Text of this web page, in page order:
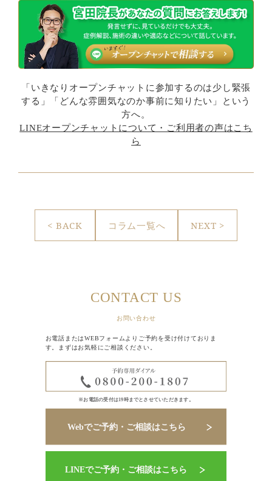
「いきなりオープンチャットに参加するのは少し緊張
する」「どんな雰囲気なのか事前に知りたい」という
方へ。
LINEオープンチャットについて・ご利用者の声はこち
ら
< BACK コラム一覧へ NEXT >
CONTACT US
お問い合わせ
お電話またはWEBフォームよりご予約を受け付けておりま
す。まずはお気軽にご相談ください。
※お電話の受付は19時までとさせていただきます。